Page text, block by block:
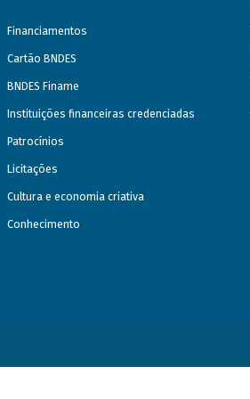
Financiamentos
Cartão BNDES
BNDES Finame
Instituições financeiras credenciadas
Patrocínios
Licitações
Cultura e economia criativa
Conhecimento